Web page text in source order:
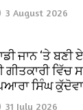
3 August 2026
ਜਾਨ ‘ਤੇ
ਗੀਤਕਾਰੀ ਵਿੱਚ
ਸਿੰਘ
31 July 2026